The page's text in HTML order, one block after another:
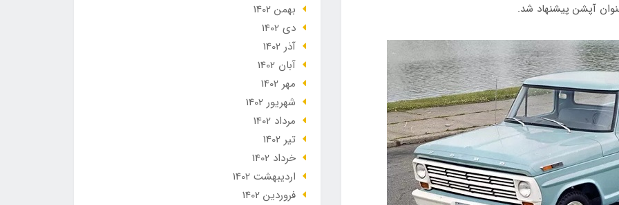
آپشن پیشنهاد شد.
بهمن 1402
دی 1402
آذر 1402
آبان 1402
مهر 1402
شهریور 1402
مرداد 1402
تير 1402
خرداد 1402
ارديبهشت 1402
فروردین 1402